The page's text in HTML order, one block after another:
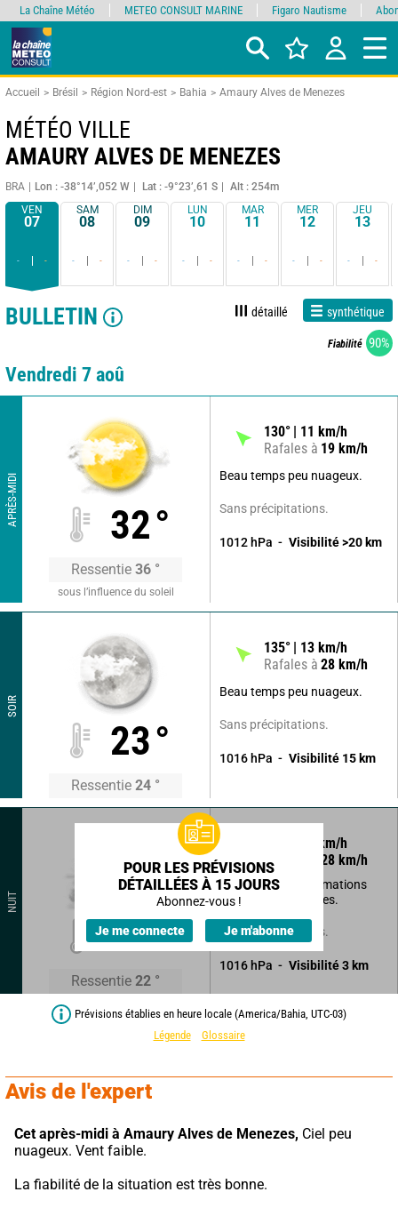
Accueil Brésil Région Nord-est Bahia Amaury Alves de Menezes
MÉTÉO VILLE
AMAURY ALVES DE MENEZES
BRA Lon : -38°14’,052 W Lat : -9°23’,61 S
Alt : 254m
VEN
07
- -
SAM
08
- -
DIM
09
- -
LUN
10
- -
MAR
11
- -
MER
12
- -
JEU
13
- -
BULLETIN détaillé synthétique
Fiabilité 90%
Vendredi 7 aoû
APRÈS-MIDI 32°
Ressentie 36 °
sous l’influence du soleil
130° 11 km/h
Rafales à 19 km/h
Beau temps peu nuageux.
Sans précipitations.
1012 hPa Visibilité >20 km
SOIR
23°
Ressentie 24 °
135° 13 km/h
Rafales à 28 km/h
Beau temps peu nuageux.
Sans précipitations.
1016 hPa Visibilité 15 km
NUIT
20°
Ressentie 22 °
km/h
Rafales à
28 km/h
Eclaircies, mais formations
brumeuses possibles.
Sans précipitations.
1016 hPa Visibilité 3 km
POUR LES PRÉVISIONS
DÉTAILLÉES À 15 JOURS
Abonnez-vous !
Je me connecte Je m'abonne
Prévisions établies en heure locale (America/Bahia, UTC-03)
Légende
Glossaire
Avis de l'expert
Cet après-midi à Amaury Alves de Menezes, Ciel peu
nuageux. Vent faible.
La fiabilité de la situation est très bonne.
La Chaîne Météo METEO CONSULT MARINE Figaro Nautisme